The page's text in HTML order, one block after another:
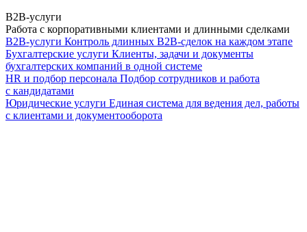
B2B-услуги
Работа с корпоративными клиентами и длинными сделками
B2B-услуги Контроль длинных B2B-сделок на каждом этапе
Бухгалтерские услуги Клиенты, задачи и документы
бухгалтерских компаний в одной системе
HR и подбор персонала Подбор сотрудников и работа
с кандидатами
Юридические услуги Единая система для ведения дел, работы
с клиентами и документооборота